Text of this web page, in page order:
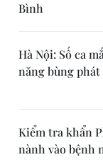
Bình
Hà Nội: Số ca
năng bùng
Kiểm tra khẩn
nành vào bệnh